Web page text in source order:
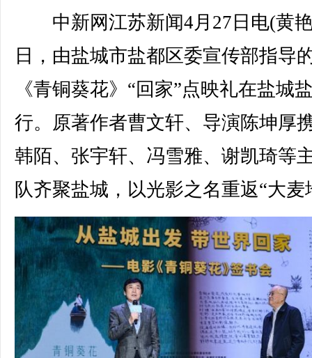
中新网江苏新闻4月27日电(黄
日，由盐城市盐都区委宣传部指导
《青铜葵花》“回家”点映礼在盐城
行。原著作者曹文轩、导演陈坤厚
韩陌、张宇轩、冯雪雅、谢凯琦等
队齐聚盐城，以光影之名重返“大麦